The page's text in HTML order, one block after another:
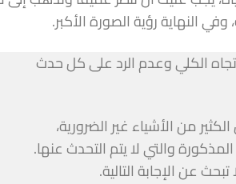
النهاية رؤية الصورة الأكبر.
الكلي وعدم الرد على كل حدث
من الأشياء غير الضرورية،
والتي لا يتم التحدث عنها.
عن الإجابة التالية.